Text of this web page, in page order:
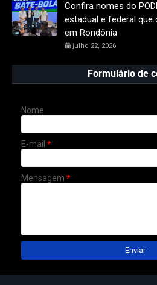
Confira nomes do
estadual e federal que
em Rondônia
julho 22, 2026
Formulário de
Nome
E-mail *
Mensagem *